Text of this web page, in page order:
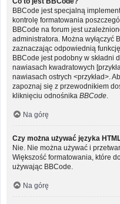
BBCode jest specjalną
kontrolę formatowania
BBCode na forum jest
administratora. Można wyłączyć
zaznaczając odpowiednią
BBCode jest podobny w składni
nawiasach kwadratowych
nawiasach ostrych <przykład>.
zapoznaj się z przewodnikiem
kliknięciu odnośnika BBCode
Na górę
Czy można używać języka
Nie. Nie można używać i
Większość formatowania, które
używając BBCode.
Na górę